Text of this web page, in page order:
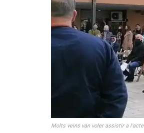
Molts veïns van voler assistir a